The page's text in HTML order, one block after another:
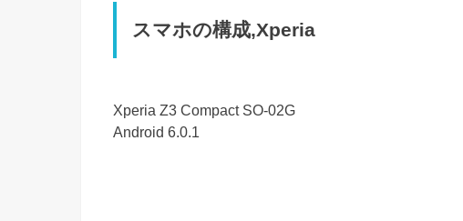
スマホの構成,Xperia
Xperia Z3 Compact SO-02G
Android 6.0.1